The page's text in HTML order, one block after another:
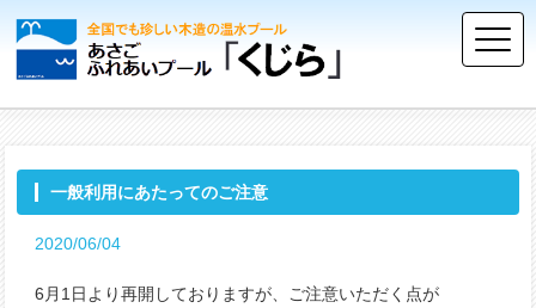
一般利用にあたってのご注意
2020/06/04
6月1日より再開しておりますが、ご注意いただく点が